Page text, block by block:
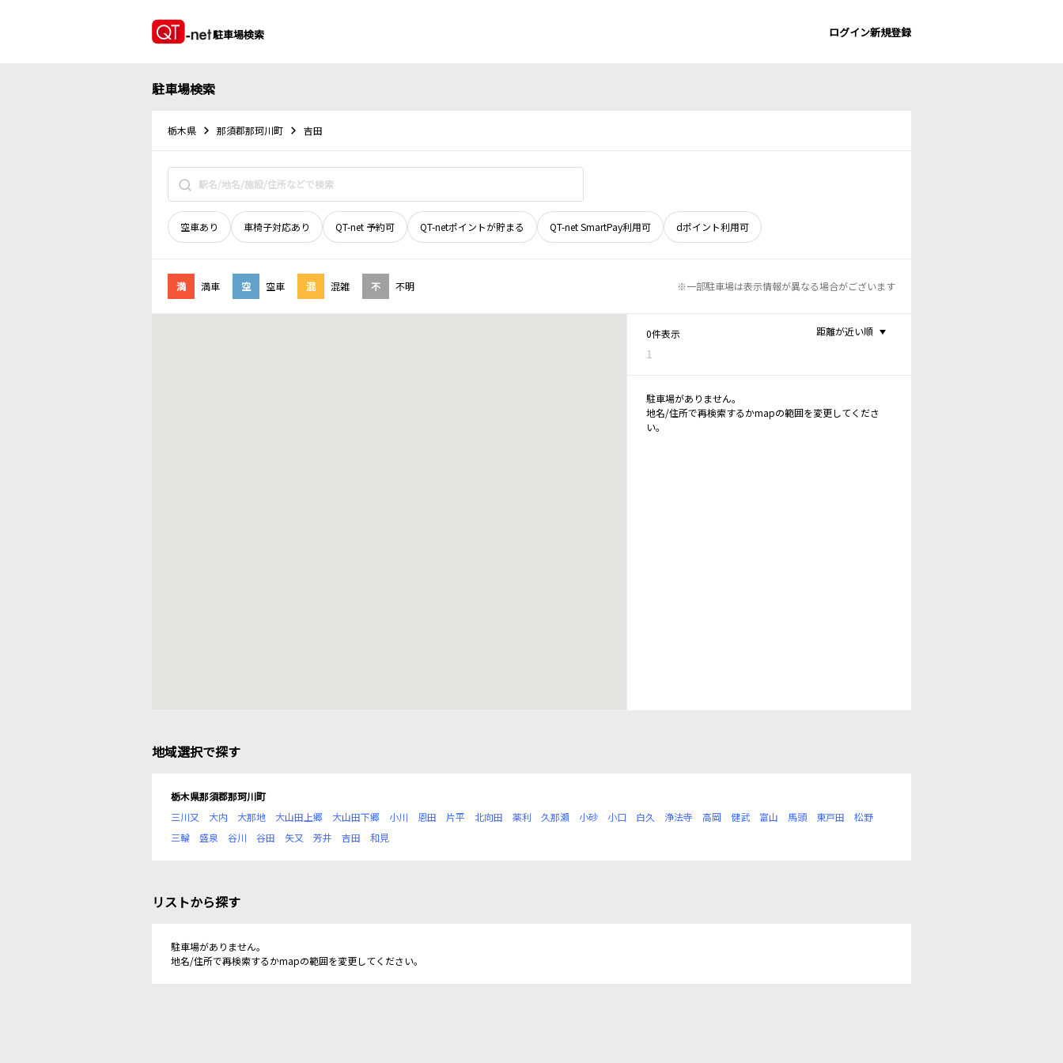
駐車場検索 ログイン新規登録
駐車場検索
栃木県 那須郡那珂川町 吉田
空車あり 車椅子対応あり QT-net 予約可 QT-netポイントが貯まる QT-net SmartPay利用可 dポイント利用可
満 満車 空 空車 混 混雑 不 不明 ※一部駐車場は表示情報が異なる場合がございます
0件表示
1
距離が近い順
駐車場がありません。
地名/住所で再検索するかmapの範囲を変更してくださ
い。
地域選択で探す
栃木県那須郡那珂川町
三川又
大内 大那地 大山田上郷 大山田下郷 小川 恩田 片平 北向田 薬利 久那瀬 小砂 小口 白久 浄法寺 高岡 健武 富山 馬頭 東戸田
松野
三輪
盛泉 谷川 谷田 矢又 芳井 吉田 和見
リストから探す
駐車場がありません。
地名/住所で再検索するかmapの範囲を変更してください。